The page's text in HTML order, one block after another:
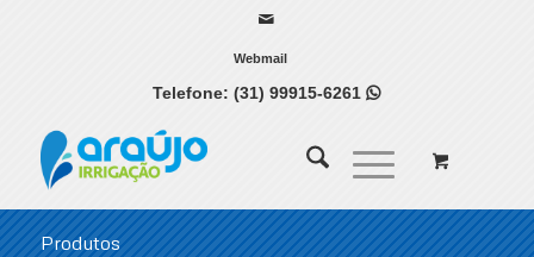
Webmail
Telefone:(31) 99915-6261
Produtos